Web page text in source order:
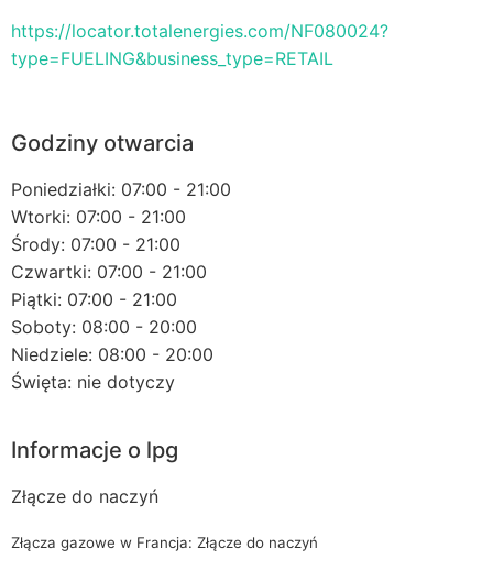
https://locator.totalenergies.com/NF080024?
type=FUELING&business_type=RETAIL
Godziny otwarcia
Poniedziałki: 07:00 - 21:00
Wtorki: 07:00 - 21:00
Środy: 07:00 - 21:00
Czwartki: 07:00 - 21:00
Piątki: 07:00 - 21:00
Soboty: 08:00 - 20:00
Niedziele: 08:00 - 20:00
Święta: nie dotyczy
Informacje o lpg
Złącze do naczyń
Złącza gazowe w Francja: Złącze do naczyń